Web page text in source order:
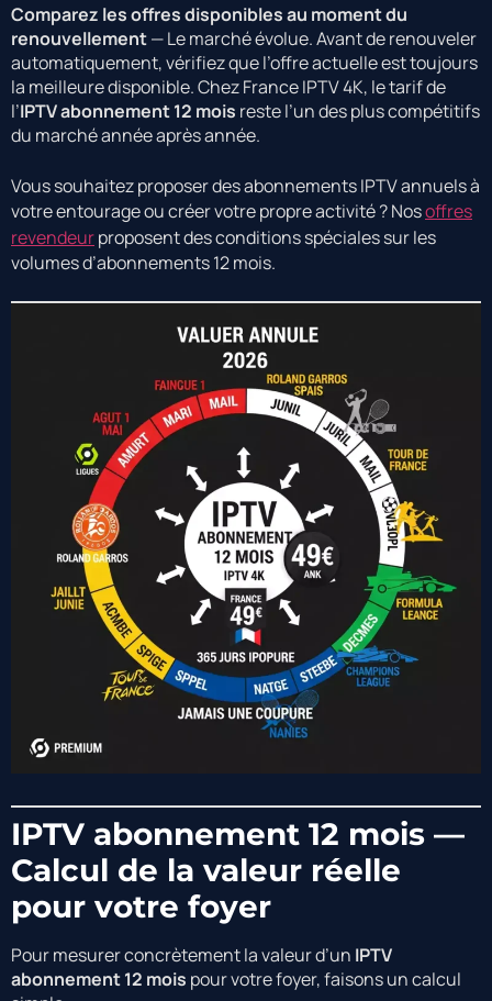
Comparez les offres disponibles au moment du
renouvellement— Le marché évolue. Avant de renouveler
automatiquement, vérifiez que l’offre actuelle est toujours
la meilleure disponible. Chez France IPTV 4K, le tarif de
l’IPTV abonnement 12 mois reste l’un des plus compétitifs
du marché année après année.
Vous souhaitez proposer des abonnements IPTV annuels à
votre entourage ou créer votre propre activité ? Nosoffres
revendeurproposent des conditions spéciales sur les
volumes d’abonnements 12 mois.
IPTV abonnement 12 mois —
Calcul de la valeur réelle
pour votre foyer
Pour mesurer concrètement la valeur d’un IPTV
abonnement 12 mois pour votre foyer, faisons un calcul